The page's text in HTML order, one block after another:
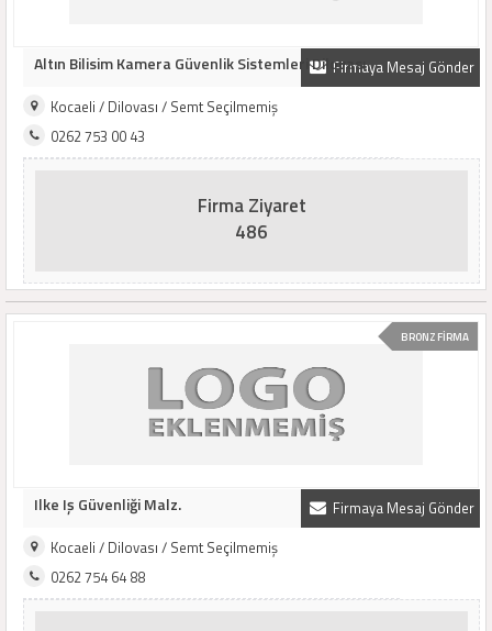
Firmaya Mesaj Gönder
Altın Bilisim Kamera Güvenlik Sistemleri Dilovası
Kocaeli / Dilovası / Semt Seçilmemiş
0262 753 00 43
Firma Ziyaret
486
BRONZ FİRMA
Firmaya Mesaj Gönder
Ilke Iş Güvenliği Malz.
Kocaeli / Dilovası / Semt Seçilmemiş
0262 754 64 88